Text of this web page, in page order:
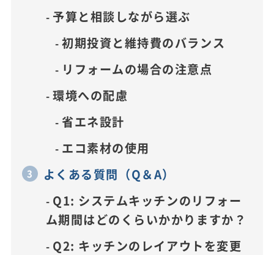
予算と相談しながら選ぶ
初期投資と維持費のバランス
リフォームの場合の注意点
環境への配慮
省エネ設計
エコ素材の使用
よくある質問（Q＆A）
Q1: システムキッチンのリフォー
ム期間はどのくらいかかりますか？
Q2: キッチンのレイアウトを変更